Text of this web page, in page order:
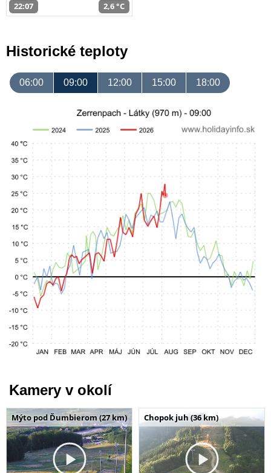
22:07 2,6 °C
Historické teploty
06:00 09:00 12:00 15:00 18:00
Kamery v okolí
Mýto pod Ďumbierom (27 km) Chopok juh (36 km)